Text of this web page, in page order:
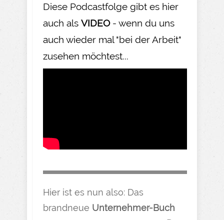
Diese Podcastfolge gibt es hier
auch als VIDEO- wenn du uns
auch wieder mal "bei der Arbeit"
zusehen möchtest...
Hier ist es nun also: Das
brandneue Unternehmer-Buch